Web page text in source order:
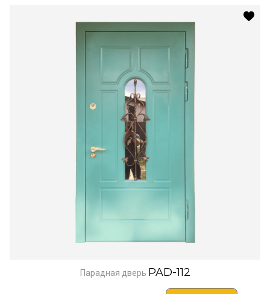
Парадная дверь PAD-112